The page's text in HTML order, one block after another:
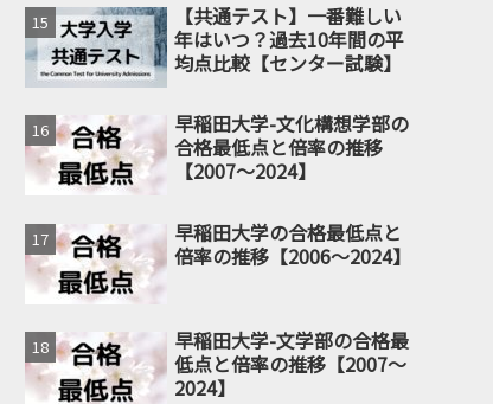
【共通テスト】一番難しい
年はいつ？過去10年間の平
均点比較【センター試験】
早稲田大学-文化構想学部の
合格最低点と倍率の推移
【2007～2024】
早稲田大学の合格最低点と
倍率の推移【2006～2024】
早稲田大学-文学部の合格最
低点と倍率の推移【2007～
2024】